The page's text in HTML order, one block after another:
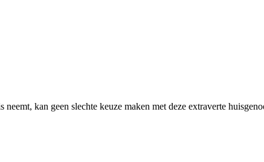
kan geen slechte keuze maken met deze extraverte